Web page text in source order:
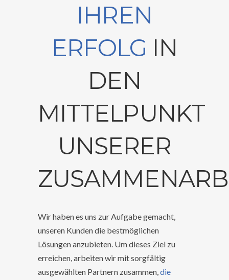
IHREN
ERFOLG IN
DEN
MITTELPUNKT
UNSERER
Wir haben es uns zur Aufgabe gemacht,
unseren Kunden die bestmöglichen
Lösungen anzubieten. Um dieses Ziel zu
erreichen, arbeiten wir mit sorgfältig
ausgewählten Partnern zusammen,die